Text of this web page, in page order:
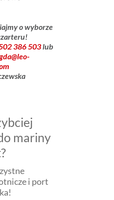
o wyborze
386 503lub
mariny
i port